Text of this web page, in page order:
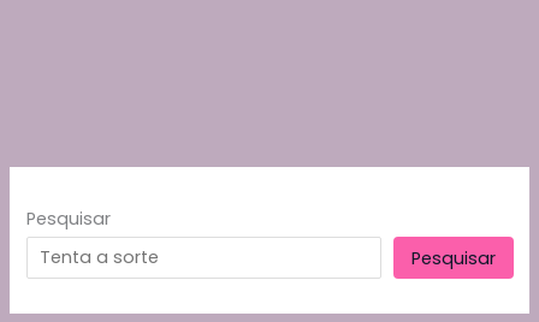
Pesquisar
Pesquisar